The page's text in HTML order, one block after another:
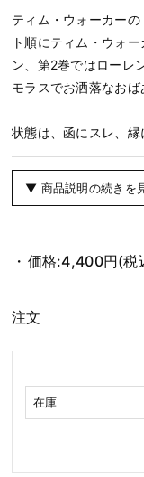
ティム・ウォーカー
ト順にティム・ウォ
ン、第2巻ではローレ
モラスでお洒落なおば
状態は、函にスレ、縁
▼ 商品説明の続きを
価格:4,400円(税
注文
在庫